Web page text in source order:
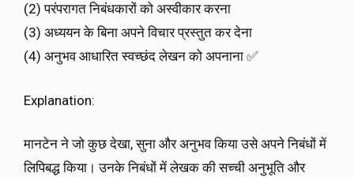
(2) परंपरागत निबंधकारों को अस्वीकार करना
(3) अध्ययन के बिना अपने विचार प्रस्तुत कर देना
(4) अनुभव आधारित स्वच्छंद लेखन को अपनाना ✅
Explanation:
मानटेन ने जो कुछ देखा, सुना और अनुभव किया उसे अपने निबंधों में
लिपिबद्ध किया। उनके निबंधों में लेखक की सच्ची अनुभूति और